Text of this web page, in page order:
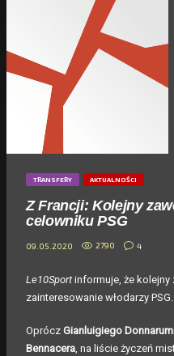
TRANSFERY AKTUALNOŚCI
Z Francji: Kolejny
celowniku PSG
09.05.2020 2790 4
Le10Sport informuje, że
zainteresowanie włodarzy PSG.
Oprócz Gianluigiego
Bennacera, na liście życzeń